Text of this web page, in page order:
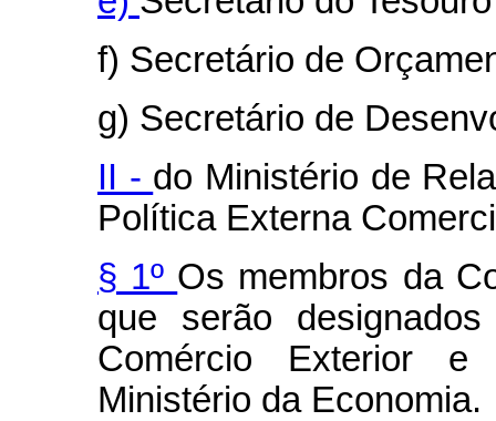
f) Secretário de
g) Secretário de
II - do Ministério de
Política Externa
§ 1º Os membros da
que serão
Comércio Exterior e
Ministério da Economia.